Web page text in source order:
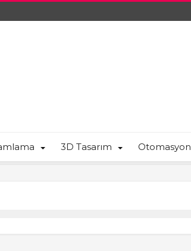
3D Tasarım Otomasyon